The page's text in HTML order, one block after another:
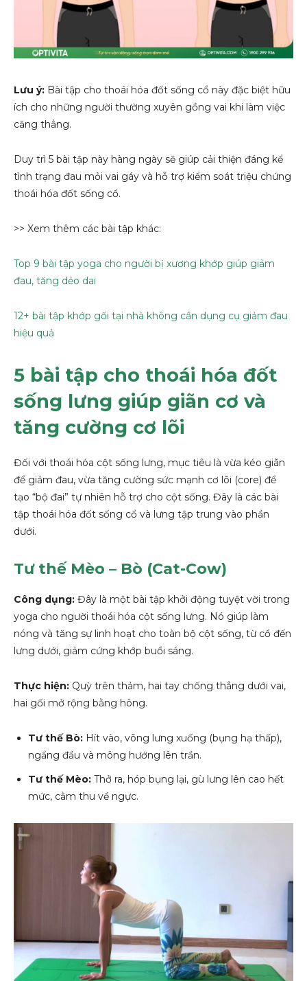
Lưu ý: Bài tập cho thoái hóa đốt sống cổ này đặc biệt hữu
ích cho những người thường xuyên gồng vai khi làm việc
căng thẳng.
Duy trì 5 bài tập này hàng ngày sẽ giúp cải thiện đáng kể
tình trạng đau mỏi vai gáy và hỗ trợ kiểm soát triệu chứng
thoái hóa đốt sống cổ.
>> Xem thêm các bài tập khác:
Top 9 bài tập yoga cho người bị xương khớp giúp giảm
đau, tăng dẻo dai
12+ bài tập khớp gối tại nhà không cần dụng cụ giảm đau
hiệu quả
5 bài tập cho thoái hóa đốt
sống lưng giúp giãn cơ và
tăng cường cơ lõi
Đối với thoái hóa cột sống lưng, mục tiêu là vừa kéo giãn
để giảm đau, vừa tăng cường sức mạnh cơ lõi (core) để
tạo “bộ đai” tự nhiên hỗ trợ cho cột sống. Đây là các bài
tập thoái hóa đốt sống cổ và lưng tập trung vào phần
dưới.
Tư thế Mèo – Bò (Cat-Cow)
Công dụng: Đây là một bài tập khởi động tuyệt vời trong
yoga cho người thoái hóa cột sống lưng. Nó giúp làm
nóng và tăng sự linh hoạt cho toàn bộ cột sống, từ cổ đến
lưng dưới, giảm cứng khớp buổi sáng.
Thực hiện: Quỳ trên thảm, hai tay chống thẳng dưới vai,
hai gối mở rộng bằng hông.
Tư thế Bò: Hít vào, võng lưng xuống (bụng hạ thấp),
ngẩng đầu và mông hướng lên trần.
Tư thế Mèo: Thở ra, hóp bụng lại, gù lưng lên cao hết
mức, cằm thu về ngực.